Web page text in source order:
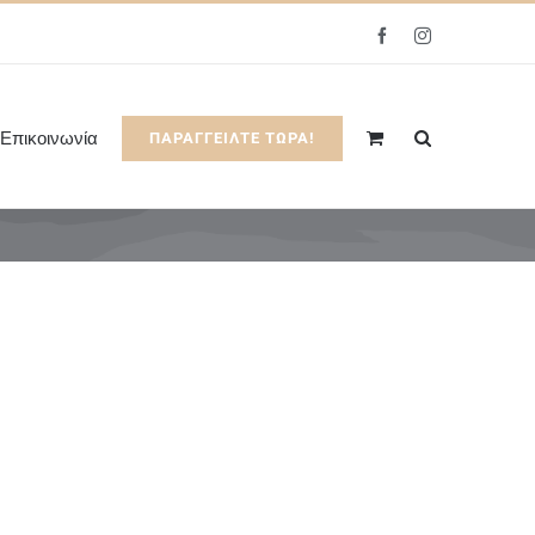
FacebookInstagram
Επικοινωνία ΠΑΡΑΓΓΕΙΛΤΕ ΤΩΡΑ!